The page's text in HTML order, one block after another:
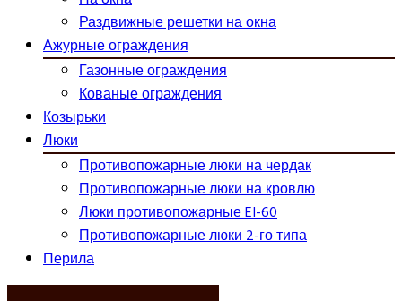
Раздвижные решетки на окна
Ажурные ограждения
Газонные ограждения
Кованые ограждения
Козырьки
Люки
Противопожарные люки на чердак
Противопожарные люки на кровлю
Люки противопожарные EI-60
Противопожарные люки 2-го типа
Перила